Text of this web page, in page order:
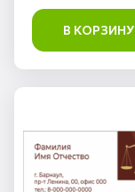
В КОРЗИНУ